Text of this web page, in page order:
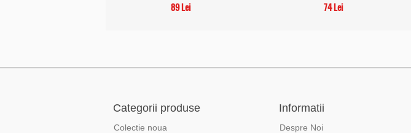
89 Lei
74 Lei
Categorii produse
Colectie noua
Informatii
Despre Noi